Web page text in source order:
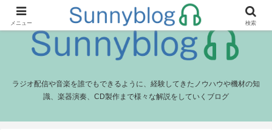
ラジオ配信や音楽を誰でもできるように、経験してきたノウハウや機材の知
識、楽器演奏、CD製作まで様々な解説をしていくブログ
メニュー 検索